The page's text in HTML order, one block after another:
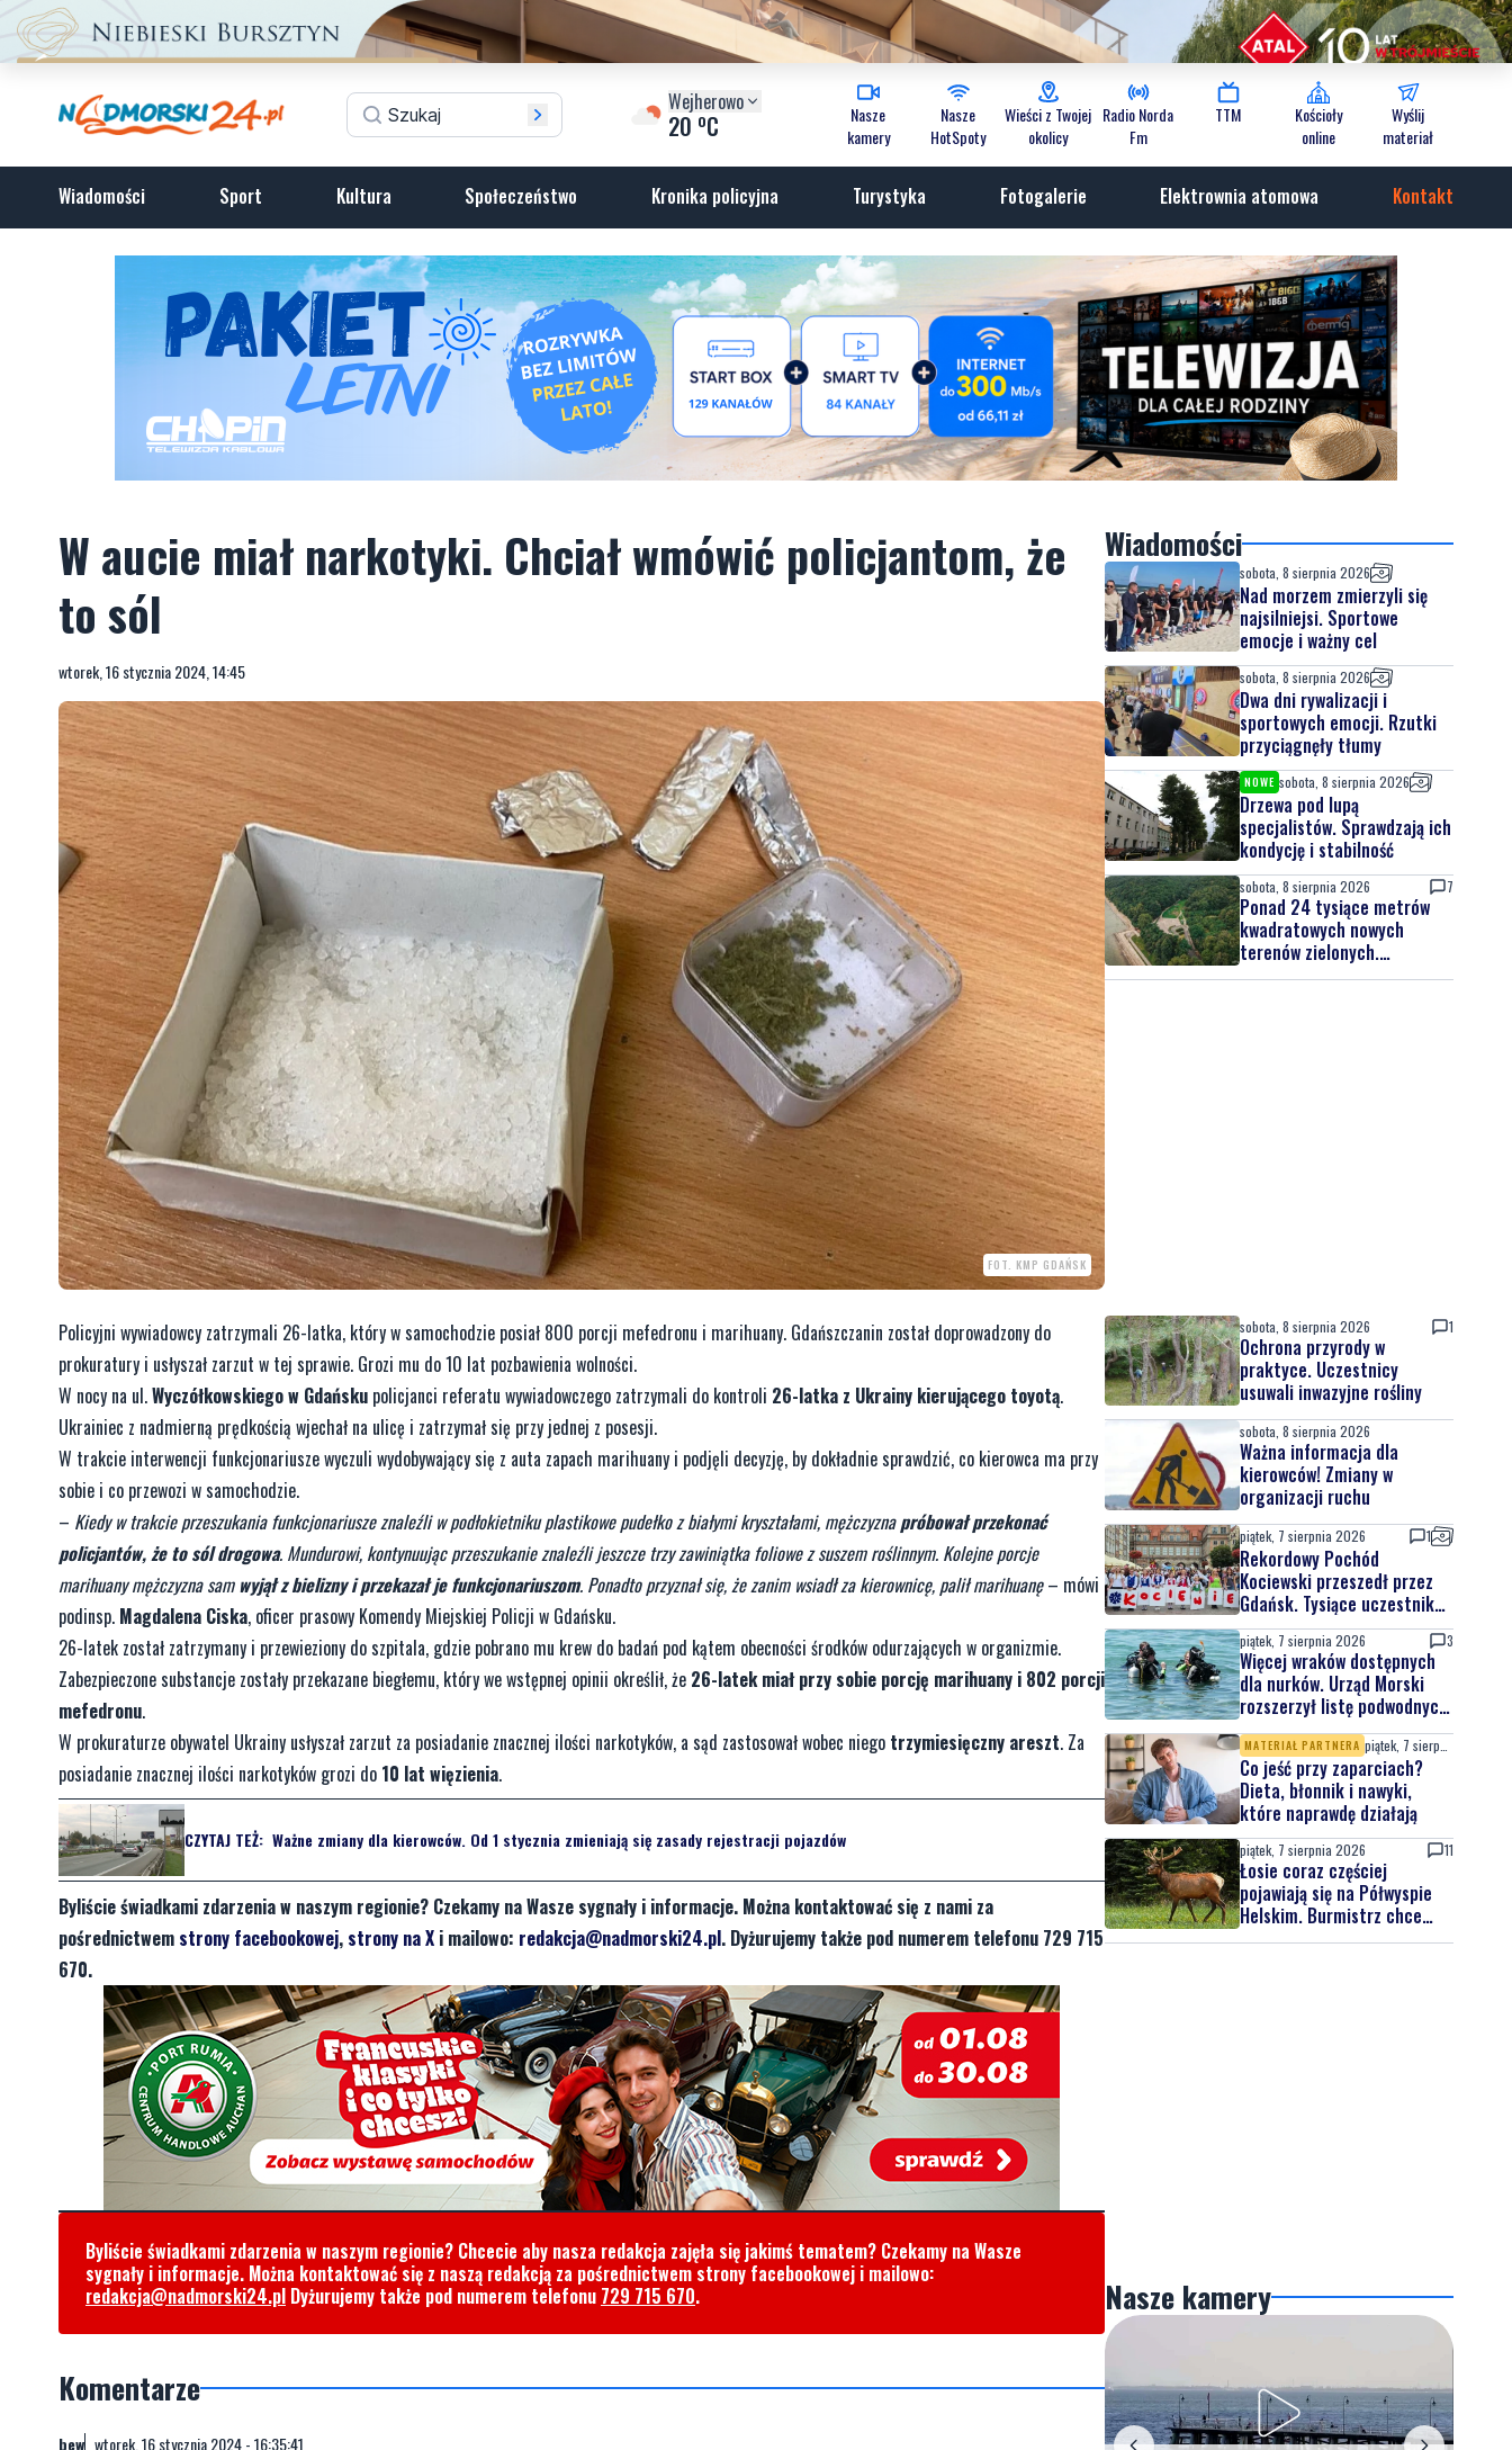
Wejherowo
20 oC
Nasze
kamery
Nasze
HotSpoty
Wieści z Twojej
okolicy
Radio Norda
Fm
TTM
Kościoły
online
Wyślij
materiał
Wiadomości Sport Kultura Społeczeństwo Kronika policyjna Turystyka Fotogalerie Elektrownia atomowa Kontakt
W aucie miał narkotyki. Chciał wmówić policjantom, że
to sól
wtorek, 16 stycznia 2024, 14:45
FOT. KMP GDAŃSK
Policyjni wywiadowcy zatrzymali 26-latka, który w samochodzie posiał 800 porcji mefedronu i marihuany. Gdańszczanin został doprowadzony do
prokuratury i usłyszał zarzut w tej sprawie. Grozi mu do 10 lat pozbawienia wolności.
W nocy na ul.Wyczółkowskiego w Gdańsku policjanci referatu wywiadowczego zatrzymali do kontroli 26-latka z Ukrainy kierującego toyotą.
Ukrainiec z nadmierną prędkością wjechał na ulicę i zatrzymał się przy jednej z posesji.
W trakcie interwencji funkcjonariusze wyczuli wydobywający się z auta zapach marihuany i podjęli decyzję, by dokładnie sprawdzić, co kierowca ma przy
sobie i co przewozi w samochodzie.
– Kiedy w trakcie przeszukania funkcjonariusze znaleźli w podłokietniku plastikowe pudełko z białymi kryształami, mężczyznapróbował przekonać
policjantów, że to sól drogowa. Mundurowi, kontynuując przeszukanie znaleźli jeszcze trzy zawiniątka foliowe z suszem roślinnym. Kolejne porcje
marihuany mężczyzna samwyjął z bielizny i przekazał je funkcjonariuszom. Ponadto przyznał się, że zanim wsiadł za kierownicę, palił marihuanę– mówi
podinsp. Magdalena Ciska, oficer prasowy Komendy Miejskiej Policji w Gdańsku.
26-latek został zatrzymany i przewieziony do szpitala, gdzie pobrano mu krew do badań pod kątem obecności środków odurzających w organizmie.
Zabezpieczone substancje zostały przekazane biegłemu, który we wstępnej opinii określił, że 26-latek miał przy sobie porcję marihuany i 802 porcji
mefedronu.
W prokuraturze obywatel Ukrainy usłyszał zarzut za posiadanie znacznej ilości narkotyków, a sąd zastosował wobec niego trzymiesięczny areszt. Za
posiadanie znacznej ilości narkotyków grozi do 10 lat więzienia.
CZYTAJ TEŻ: Ważne zmiany dla kierowców. Od 1 stycznia zmieniają się zasady rejestracji pojazdów
Byliście świadkami zdarzenia w naszym regionie? Czekamy na Wasze sygnały i informacje. Można kontaktować się z nami za
pośrednictwem strony facebookowej, strony na X i mailowo: redakcja@nadmorski24.pl. Dyżurujemy także pod numerem telefonu 729 715
670.
Byliście świadkami zdarzenia w naszym regionie? Chcecie aby nasza redakcja zajęła się jakimś tematem? Czekamy na Wasze
sygnały i informacje. Można kontaktować się z naszą redakcją za pośrednictwem strony facebookowej i mailowo:
redakcja@nadmorski24.pl Dyżurujemy także pod numerem telefonu 729 715 670.
Komentarze
bew wtorek, 16 stycznia 2024 - 16:35:41
Wiadomości
sobota, 8 sierpnia 2026
Nad morzem zmierzyli się
najsilniejsi. Sportowe
emocje i ważny cel
sobota, 8 sierpnia 2026
Dwa dni rywalizacji i
sportowych emocji. Rzutki
przyciągnęły tłumy
NOWE sobota, 8 sierpnia 2026
Drzewa pod lupą
specjalistów. Sprawdzają ich
kondycję i stabilność
sobota, 8 sierpnia 2026 7
Ponad 24 tysiące metrów
kwadratowych nowych
terenów zielonych.
Powstanie nowa przestrzeń
sobota, 8 sierpnia 2026 1
Ochrona przyrody w
praktyce. Uczestnicy
usuwali inwazyjne rośliny
sobota, 8 sierpnia 2026
Ważna informacja dla
kierowców! Zmiany w
organizacji ruchu
piątek, 7 sierpnia 2026 1
Rekordowy Pochód
Kociewski przeszedł przez
Gdańsk. Tysiące uczestników
na jubileuszowej edycji
piątek, 7 sierpnia 2026 3
Więcej wraków dostępnych
dla nurków. Urząd Morski
rozszerzył listę podwodnych
atrakcji
MATERIAŁ PARTNERA
Co jeść przy zaparciach?
Dieta, błonnik i nawyki,
które naprawdę działają
piątek, 7 sierpnia 2026 11
Łosie coraz częściej
pojawiają się na Półwyspie
Helskim. Burmistrz chce
nowych znaków drogowych
Nasze kamery